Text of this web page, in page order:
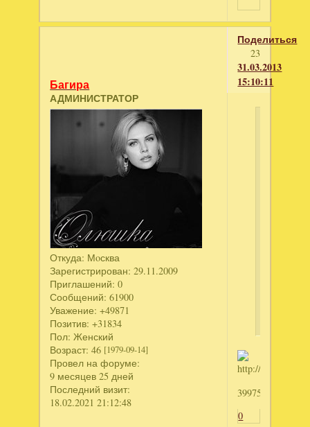
Поделиться
23
31.03.2013
15:10:11
Багира
АДМИНИСТРАТОР
Откуда: Мoсква
Зарегистрирован: 29.11.2009
Приглашений: 0
Сообщений: 61900
Уважение: +49871
Позитив: +31834
Пол: Женский
Возраст: 46 [1979-09-14]
Провел на форуме:
9 месяцев 25 дней
Последний визит:
18.02.2021 21:12:48
3997512620
0